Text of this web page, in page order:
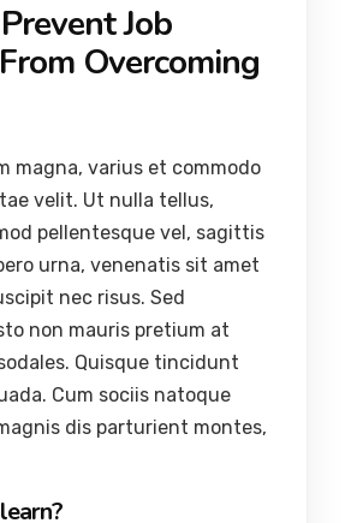
Job
Overcoming
magna, varius et commodo
velit. Ut nulla tellus,
pellentesque vel, sagittis
urna, venenatis sit amet
nec risus. Sed
non mauris pretium at
Quisque tincidunt
Cum sociis natoque
dis parturient montes,